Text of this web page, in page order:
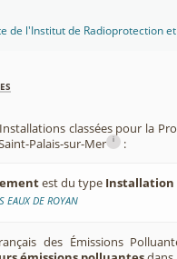
de l'Institut de Radioprotection
classées pour la
Palais-sur-Mer
i :
est du type Installation
EAUX DE ROYAN
des Émissions